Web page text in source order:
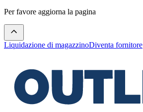
Per favore aggiorna la pagina
Liquidazione di magazzinoDiventa fornitore